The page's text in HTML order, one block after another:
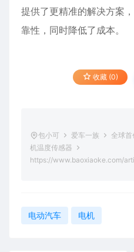
提供了更精准的解决方案
靠性，同时降低了成本。
收藏 (0)
包小可 爱车一族
全球首
机温度传感器
https://www.baoxiaoke.com/
电动汽车 电机